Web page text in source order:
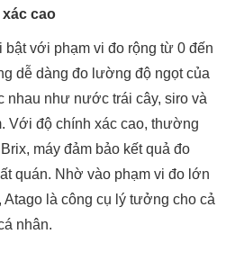
cao
bật với phạm vi đo rộng từ 0 đến
dễ dàng đo lường độ ngọt của
nhau như nước trái cây, siro và
Với độ chính xác cao, thường
máy đảm bảo kết quả đo
quán. Nhờ vào phạm vi đo lớn
là công cụ lý tưởng cho cả
nhân.